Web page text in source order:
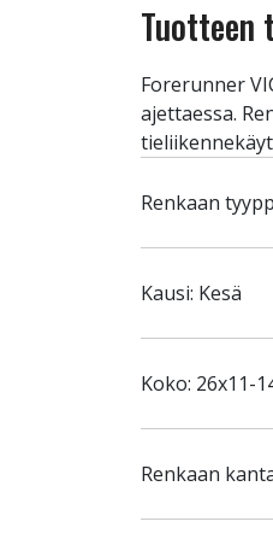
Tuotteen
Forerunner
ajettaessa.
Renkaan
Kausi: Kesä
Koko: 26x11-
Renkaan